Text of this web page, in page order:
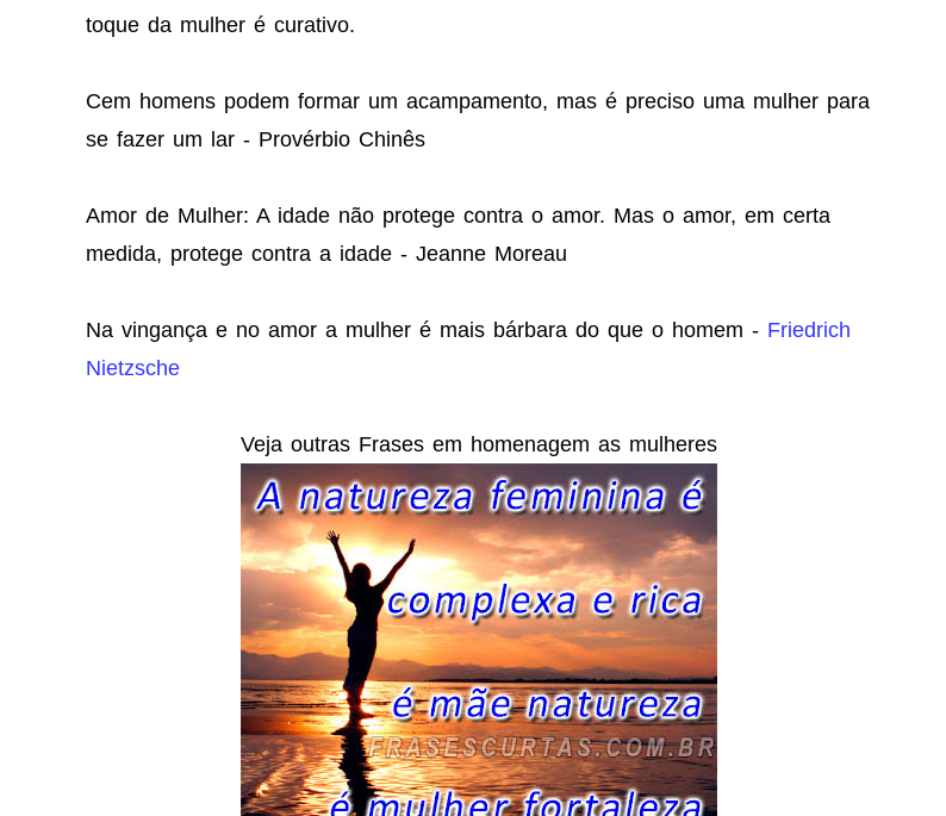
toque da mulher é curativo.
Cem homens podem formar um acampamento, mas é preciso uma mulher para
se fazer um lar - Provérbio Chinês
Amor de Mulher: A idade não protege contra o amor. Mas o amor, em certa
medida, protege contra a idade - Jeanne Moreau
Na vingança e no amor a mulher é mais bárbara do que o homem - Friedrich
Nietzsche
Veja outras Frases em homenagem as mulheres